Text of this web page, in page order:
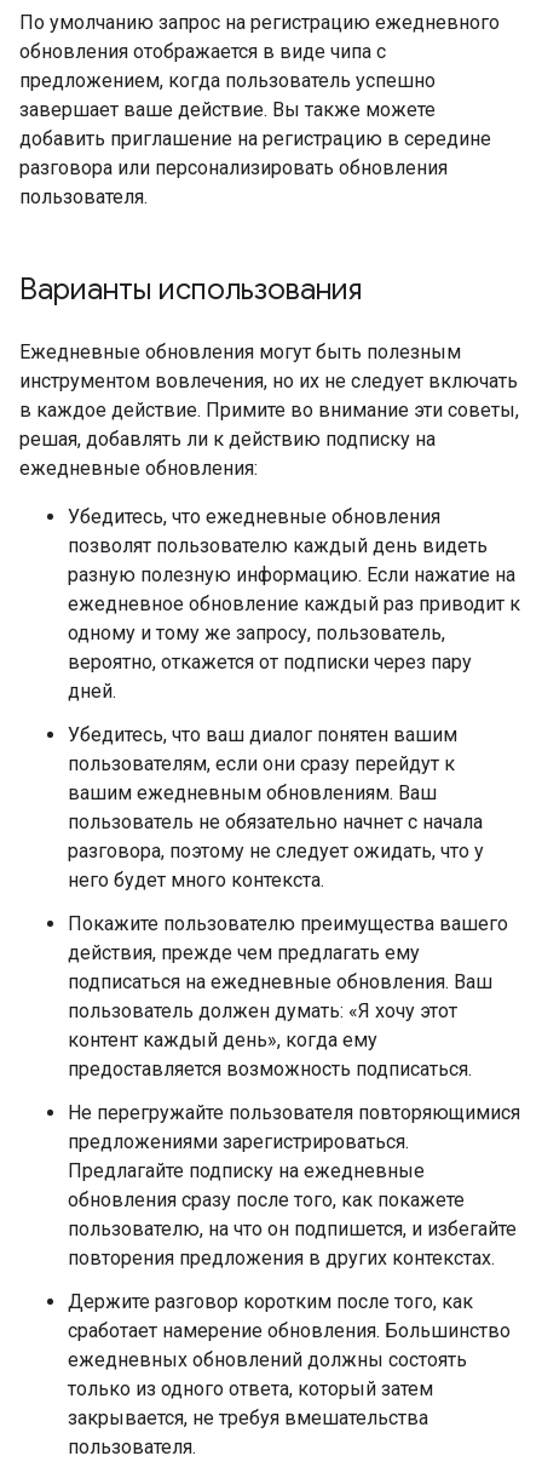
По умолчанию запрос на регистрацию ежедневного
обновления отображается в виде чипа с
предложением, когда пользователь успешно
завершает ваше действие. Вы также можете
добавить приглашение на регистрацию в середине
разговора или персонализировать обновления
пользователя.
Варианты использования
Ежедневные обновления могут быть полезным
инструментом вовлечения, но их не следует включать
в каждое действие. Примите во внимание эти советы,
решая, добавлять ли к действию подписку на
ежедневные обновления:
Убедитесь, что ежедневные обновления
позволят пользователю каждый день видеть
разную полезную информацию. Если нажатие на
ежедневное обновление каждый раз приводит к
одному и тому же запросу, пользователь,
вероятно, откажется от подписки через пару
дней.
Убедитесь, что ваш диалог понятен вашим
пользователям, если они сразу перейдут к
вашим ежедневным обновлениям. Ваш
пользователь не обязательно начнет с начала
разговора, поэтому не следует ожидать, что у
него будет много контекста.
Покажите пользователю преимущества вашего
действия, прежде чем предлагать ему
подписаться на ежедневные обновления. Ваш
пользователь должен думать: «Я хочу этот
контент каждый день», когда ему
предоставляется возможность подписаться.
Не перегружайте пользователя повторяющимися
предложениями зарегистрироваться.
Предлагайте подписку на ежедневные
обновления сразу после того, как покажете
пользователю, на что он подпишется, и избегайте
повторения предложения в других контекстах.
Держите разговор коротким после того, как
сработает намерение обновления. Большинство
ежедневных обновлений должны состоять
только из одного ответа, который затем
закрывается, не требуя вмешательства
пользователя.